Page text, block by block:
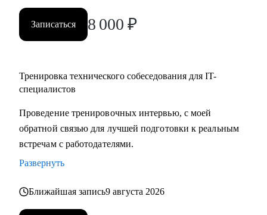
Записаться 8 000 ₽
Тренировка технического собеседования для IT-
специалистов
Проведение тренировочных интервью, с моей
обратной связью для лучшей подготовки к реальным
встречам с работодателями.
Развернуть
Ближайшая запись9 августа 2026